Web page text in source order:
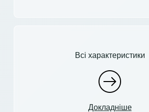
Всі характеристики
Докладніше